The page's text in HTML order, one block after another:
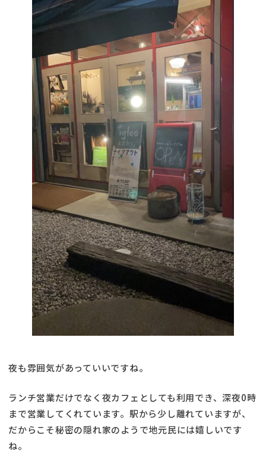
夜も雰囲気があっていいですね。
ランチ営業だけでなく夜カフェとしても利用でき、深夜0時
まで営業してくれています。駅から少し離れていますが、
だからこそ秘密の隠れ家のようで地元民には嬉しいです
ね。